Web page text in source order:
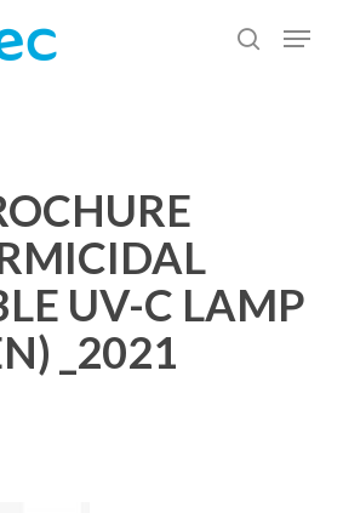
cerca
Menu
UV-C LAMP
_2021